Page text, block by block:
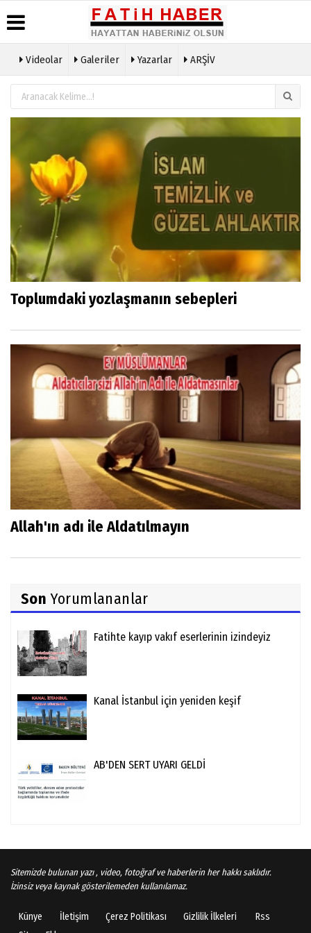
Haber
Arşivi
Günün
Biyografiler
Köşe
Video
Galeri
Galeri
Künye
Politikası
Videolar Galeriler Yazarlar ARŞİV
Toplumdaki yozlaşmanın sebepleri
Allah'ın adı ile Aldatılmayın
Son Yorumlananlar
Fatihte kayıp vakıf eserlerinin izindeyiz
Kanal İstanbul için yeniden keşif
AB'DEN SERT UYARI GELDİ
Sitemizde bulunan yazı , video, fotoğraf ve haberlerin her hakkı saklıdır.
İzinsiz veya kaynak gösterilemeden kullanılamaz.
Künye İletişim Çerez Politikası Gizlilik İlkeleri
Rss